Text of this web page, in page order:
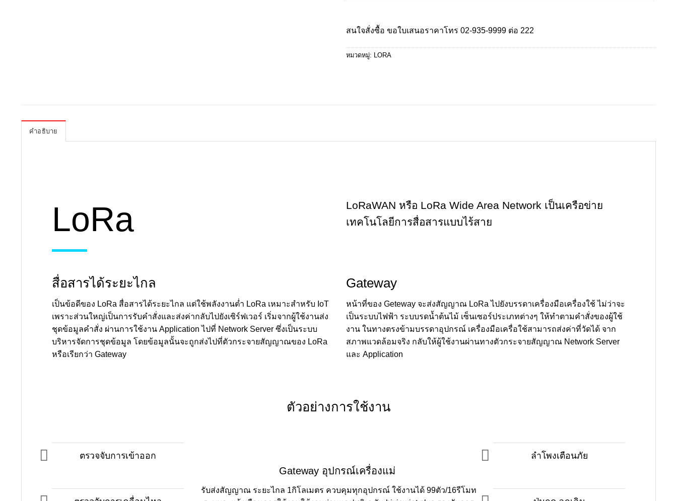
สนใจสั่งซื้อ ขอใบเสนอราคาโทร 02-935-9999 ต่อ 222
หมวดหมู่: LORA
คำอธิบาย
LoRa
LoRaWAN หรือ LoRa Wide Area Network เป็นเครือข่าย
เทคโนโลยีการสื่อสารแบบไร้สาย
สื่อสารได้ระยะไกล
เป็นข้อดีของ LoRa สื่อสารได้ระยะไกล แต่ใช้พลังงานต่ำ LoRa เหมาะสำหรับ IoT
เพราะส่วนใหญ่เป็นการรับคำสั่งและส่งค่ากลับไปยังเซิร์ฟเวอร์ เริ่มจากผู้ใช้งานส่ง
ชุดข้อมูลคำสั่ง ผ่านการใช้งาน Application ไปที่ Network Server ซึ่งเป็นระบบ
บริหารจัดการชุดข้อมูล โดยข้อมูลนั้นจะถูกส่งไปที่ตัวกระจายสัญญาณของ LoRa
หรือเรียกว่า Gateway
Gateway
หน้าที่ของ Geteway จะส่งสัญญาณ LoRa ไปยังบรรดาเครื่องมือเครื่องใช้ ไม่ว่าจะ
เป็นระบบไฟฟ้า ระบบรดน้ำต้นไม้ เซ็นเซอร์ประเภทต่างๆ ให้ทำตามคำสั่งของผู้ใช้
งาน ในทางตรงข้ามบรรดาอุปกรณ์ เครื่องมือเครื่อใช้สามารถส่งค่าที่วัดได้ จาก
สภาพแวดล้อมจริง กลับให้ผู้ใช้งานผ่านทางตัวกระจายสัญญาณ Network Server
และ Application
ตัวอย่างการใช้งาน
ตรวจจับการเข้าออก
Gateway อุปกรณ์เครื่องแม่
รับส่งสัญญาณ ระยะไกล 1กิโลเมตร ควบคุมทุกอุปกรณ์ ใช้งานได้ 99ตัว/16รีโมท
ลำโพงเตือนภัย